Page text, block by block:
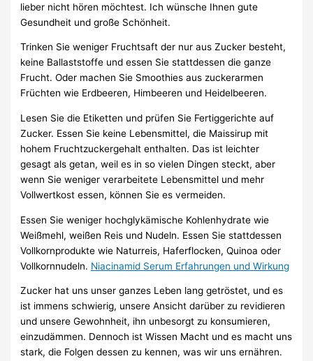
lieber nicht hören möchtest. Ich wünsche Ihnen gute
Gesundheit und große Schönheit.
Trinken Sie weniger Fruchtsaft der nur aus Zucker besteht,
keine Ballaststoffe und essen Sie stattdessen die ganze
Frucht. Oder machen Sie Smoothies aus zuckerarmen
Früchten wie Erdbeeren, Himbeeren und Heidelbeeren.
Lesen Sie die Etiketten und prüfen Sie Fertiggerichte auf
Zucker. Essen Sie keine Lebensmittel, die Maissirup mit
hohem Fruchtzuckergehalt enthalten. Das ist leichter
gesagt als getan, weil es in so vielen Dingen steckt, aber
wenn Sie weniger verarbeitete Lebensmittel und mehr
Vollwertkost essen, können Sie es vermeiden.
Essen Sie weniger hochglykämische Kohlenhydrate wie
Weißmehl, weißen Reis und Nudeln. Essen Sie stattdessen
Vollkornprodukte wie Naturreis, Haferflocken, Quinoa oder
Vollkornnudeln. Niacinamid Serum Erfahrungen und Wirkung
Zucker hat uns unser ganzes Leben lang getröstet, und es
ist immens schwierig, unsere Ansicht darüber zu revidieren
und unsere Gewohnheit, ihn unbesorgt zu konsumieren,
einzudämmen. Dennoch ist Wissen Macht und es macht uns
stark, die Folgen dessen zu kennen, was wir uns ernähren.